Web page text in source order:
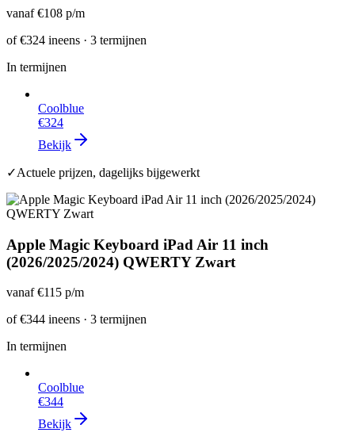
vanaf€108 p/m
of€324 ineens · 3 termijnen
In termijnen
Coolblue
€324
Bekijk
✓Actuele prijzen, dagelijks bijgewerkt
Apple Magic Keyboard iPad Air 11 inch
(2026/2025/2024) QWERTY Zwart
vanaf€115 p/m
of€344 ineens · 3 termijnen
In termijnen
Coolblue
€344
Bekijk